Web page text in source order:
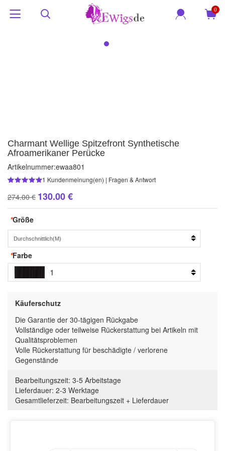
0
Charmant Wellige Spitzefront Synthetische
Afroamerikaner Perücke
Artikelnummer:ewaa801
1 Kundenmeinung(en) | Fragen & Antwort
274.00 € 130.00 €
*Größe
*Farbe
1
Käuferschutz
Die Garantie der 30-tägigen Rückgabe
Vollständige oder teilweise Rückerstattung bei Artikeln mit
Qualitätsproblemen
Volle Rückerstattung für beschädigte / verlorene
Gegenstände
Bearbeitungszeit: 3-5 Arbeitstage
Lieferdauer: 2-3 Werktage
Gesamtlieferzeit: Bearbeitungszeit + Lieferdauer